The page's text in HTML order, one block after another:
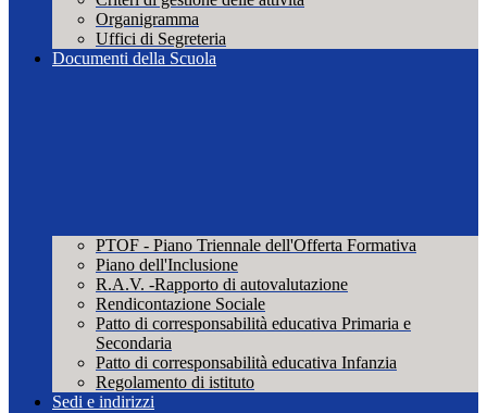
Organigramma
Uffici di Segreteria
Documenti della Scuola
PTOF - Piano Triennale dell'Offerta Formativa
Piano dell'Inclusione
R.A.V. -Rapporto di autovalutazione
Rendicontazione Sociale
Patto di corresponsabilità educativa Primaria e
Secondaria
Patto di corresponsabilità educativa Infanzia
Regolamento di istituto
Sedi e indirizzi